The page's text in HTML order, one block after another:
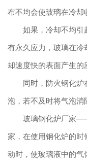
布不均会使玻璃在冷却
如果，冷却不均引
有永久应力，玻璃在
却速度快的表面产生的
同时，防火钢化炉
泡，若不及时将气泡消
玻璃钢化炉厂家——
家，在使用钢化炉的
动时，使玻璃液中的